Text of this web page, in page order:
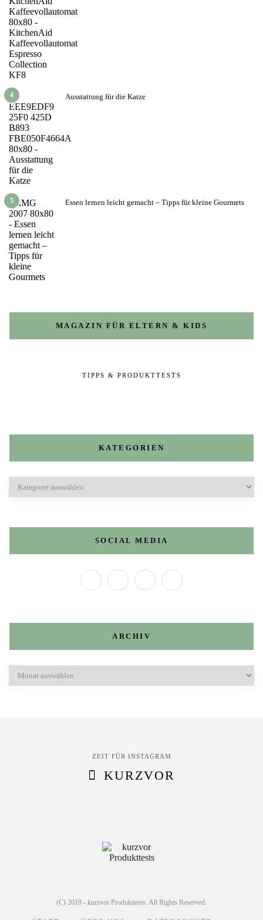
4 Ausstattung für die Katze
5 Essen lernen leicht gemacht – Tipps für kleine Gourmets
MAGAZIN FÜR ELTERN & KIDS
TIPPS & PRODUKTTESTS
KATEGORIEN
SOCIAL MEDIA
ARCHIV
ZEIT FÜR INSTAGRAM
KURZVOR
(C) 2019 - kurzvor Produkttests. All Rights Reserved.